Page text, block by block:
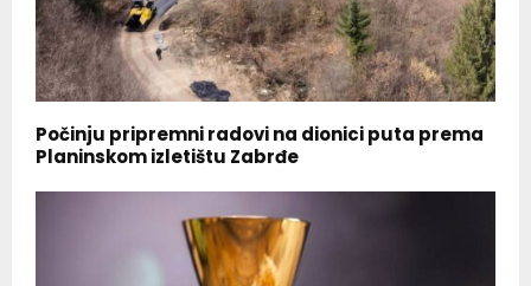
Počinju pripremni radovi na dionici puta prema
Planinskom izletištu Zabrđe